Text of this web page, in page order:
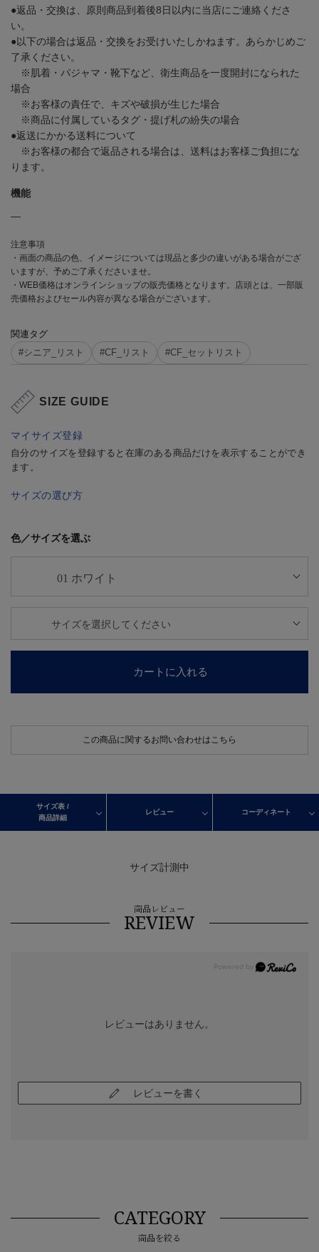
●返品・交換は、原則商品到着後8日以内に当店にご連絡くださ
い。
●以下の場合は返品・交換をお受けいたしかねます。あらかじめご
了承ください。
※肌着・パジャマ・靴下など、衛生商品を一度開封になられた
場合
※お客様の責任で、キズや破損が生じた場合
※商品に付属しているタグ・提げ札の紛失の場合
●返送にかかる送料について
※お客様の都合で返品される場合は、送料はお客様ご負担にな
ります。
機能
―
注意事項
・画面の商品の色、イメージについては現品と多少の違いがある場合がござ
いますが、予めご了承くださいませ。
・WEB価格はオンラインショップの販売価格となります。店頭とは、一部販
売価格およびセール内容が異なる場合がございます。
関連タグ
#シニア_リスト
#CF_リスト #CF_セットリスト
SIZE GUIDE
マイサイズ登録
自分のサイズを登録すると在庫のある商品だけを表示することができ
ます。
サイズの選び方
色／サイズを選ぶ
カートに入れる
この商品に関するお問い合わせはこちら
サイズ表 /
商品詳細
レビュー コーディネート
サイズ計測中
商品レビュー
REVIEW
レビューはありません。
レビューを書く
CATEGORY
商品を絞る